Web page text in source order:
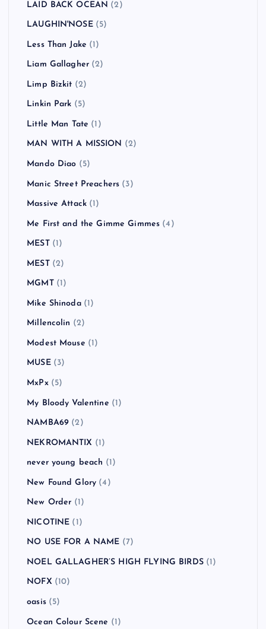
LAID BACK OCEAN (2)
LAUGHIN'NOSE(5)
Less Than Jake (1)
Liam Gallagher (2)
Limp Bizkit (2)
Linkin Park (5)
Little Man Tate (1)
MAN WITH A MISSION (2)
Mando Diao (5)
Manic Street Preachers (3)
Massive Attack (1)
Me First and the Gimme Gimmes (4)
MEST(1)
MEST(2)
MGMT(1)
Mike Shinoda(1)
Millencolin (2)
Modest Mouse (1)
MUSE(3)
MxPx(5)
My Bloody Valentine (1)
NAMBA69 (2)
NEKROMANTIX (1)
never young beach (1)
New Found Glory (4)
New Order (1)
NICOTINE (1)
NO USE FOR A NAME (7)
NOEL GALLAGHER’S HIGH FLYING BIRDS(1)
NOFX (10)
oasis(5)
Ocean Colour Scene (1)